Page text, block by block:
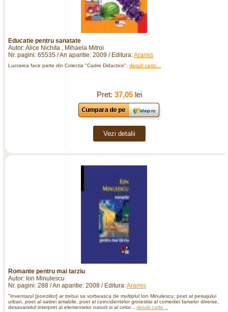
Educatie pentru sanatate
Autor: Alice Nichita , Mihaela Mitroi
Nr. pagini: 65535 / An aparitie: 2009 / Editura:Aramis
Lucrarea face parte din Colectia "Cadre Didactice". detalii carte...
Pret: 37,05lei
Vezi detalii
Romante pentru mai tarziu
Autor: Ion Minulescu
Nr. pagini: 288 / An aparitie: 2008 / Editura:Aramis
"Inventarul [poeziilor] ar trebui sa vorbeasca de multiplul Ion Minulescu: poet al peisajului
urban, poet al satirei amabile, poet al coincidentelor grotestisi al comediei farselor diverse,
desavarsitul interpret al elementelor naturii si al celor... detalii carte...